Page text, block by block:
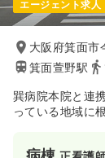
給与 お問い
時間 8:30～
病棟助産師
エージェント求人
大阪府箕面
箕面萱野駅
巽病院本院と連
っている地域に